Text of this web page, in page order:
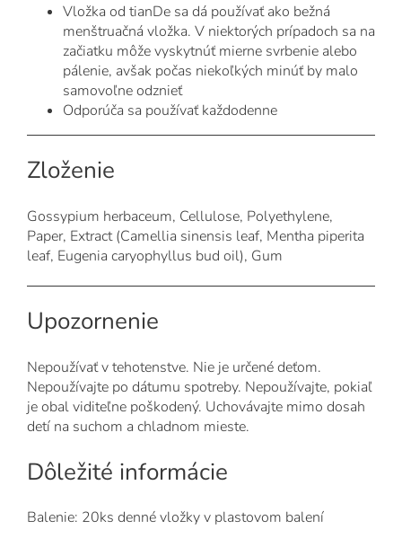
Vložka od tianDe sa dá používať ako bežná
menštruačná vložka. V niektorých prípadoch sa na
začiatku môže vyskytnúť mierne svrbenie alebo
pálenie, avšak počas niekoľkých minúť by malo
samovoľne odznieť
Odporúča sa používať každodenne
Zloženie
Gossypium herbaceum, Cellulose, Polyethylene,
Paper, Extract (Camellia sinensis leaf, Mentha piperita
leaf, Eugenia caryophyllus bud oil), Gum
Upozornenie
Nepoužívať v tehotenstve. Nie je určené deťom.
Nepoužívajte po dátumu spotreby. Nepoužívajte, pokiaľ
je obal viditeľne poškodený. Uchovávajte mimo dosah
detí na suchom a chladnom mieste.
Dôležité informácie
Balenie: 20ks denné vložky v plastovom balení